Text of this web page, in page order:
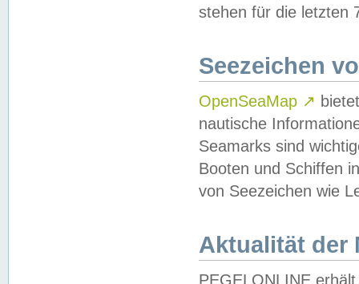
stehen für die letzten
Seezeichen
OpenSeaMap ↗
nautische
Seamarks sind
Booten und Schiffen
von Seezeichen wie
Aktualität der
PEGELONLINE